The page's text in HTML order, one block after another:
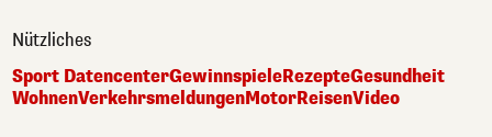
Nützliches
Sport DatencenterGewinnspieleRezepteGesundheit
WohnenVerkehrsmeldungenMotorReisenVideo